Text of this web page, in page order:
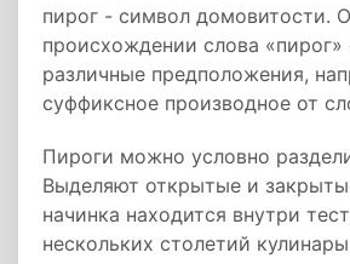
пирог - символ домовитости. О
происхождении слова
различные предположения,
суффиксное производное от
Пироги можно условно
Выделяют открытые и
начинка находится внутри
нескольких столетий